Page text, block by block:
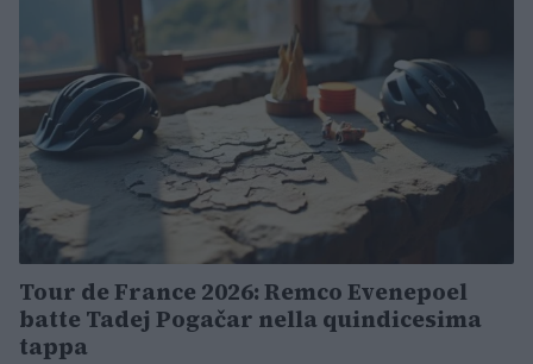
Tour de France 2026: Remco Evenepoel
batte Tadej Pogačar nella quindicesima
tappa